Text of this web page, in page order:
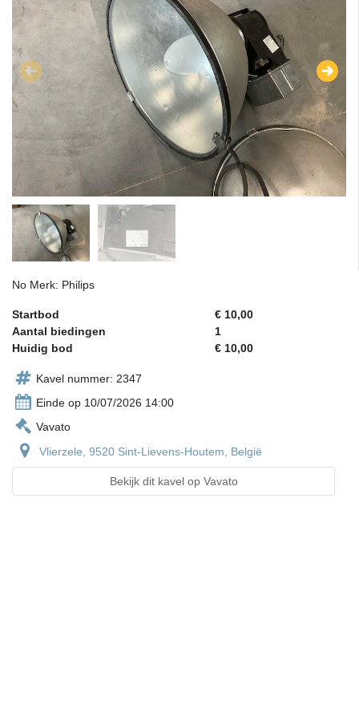
No Merk: Philips
Startbod
€ 10,00
Aantal biedingen
1
Huidig bod
€ 10,00
Kavel nummer: 2347
Einde op 10/07/2026 14:00
Vavato
Vlierzele, 9520 Sint-Lievens-Houtem, België
Bekijk dit kavel op Vavato